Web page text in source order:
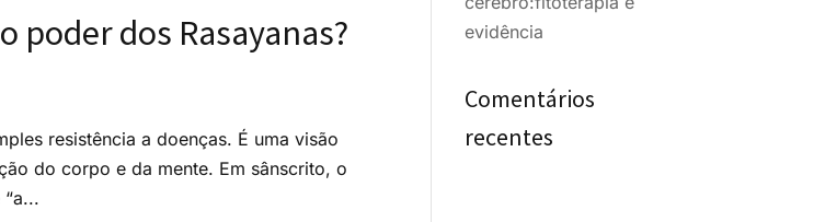
poder dos Rasayanas?
resistência a doenças. É uma visão
do corpo e da mente. Em sânscrito, o
evidência
Comentários
recentes